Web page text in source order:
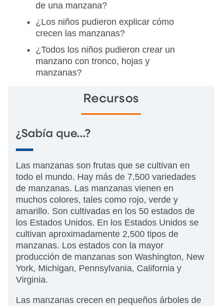
de una manzana?
¿Los niños pudieron explicar cómo
crecen las manzanas?
¿Todos los niños pudieron crear un
manzano con tronco, hojas y
manzanas?
Recursos
¿Sabía que...?
Las manzanas son frutas que se cultivan en
todo el mundo. Hay más de 7,500 variedades
de manzanas. Las manzanas vienen en
muchos colores, tales como rojo, verde y
amarillo. Son cultivadas en los 50 estados de
los Estados Unidos. En los Estados Unidos se
cultivan aproximadamente 2,500 tipos de
manzanas. Los estados con la mayor
producción de manzanas son Washington, New
York, Michigan, Pennsylvania, California y
Virginia.
Las manzanas crecen en pequeños árboles de